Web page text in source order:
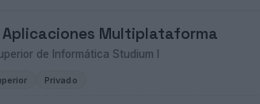
Aplicaciones Multiplataforma
de Informática Studium I
Privado